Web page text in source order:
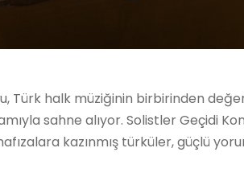
Türk halk müziğinin birbirinden
sahne alıyor. Solistler Geçidi
kazınmış türküler, güçlü